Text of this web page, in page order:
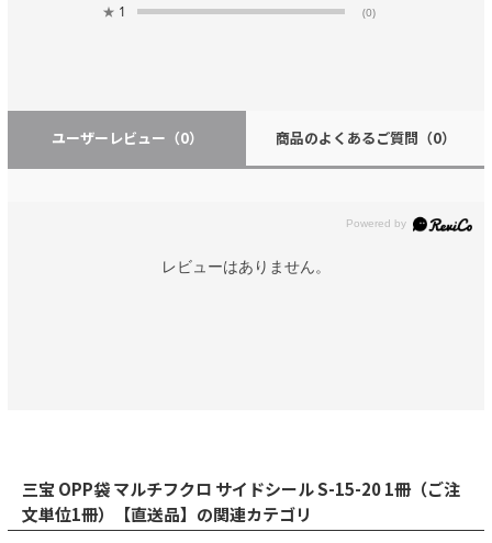
★ 1 (0)
ユーザーレビュー （0） 商品のよくあるご質問 （0）
レビューはありません。
三宝 OPP袋 マルチフクロ サイドシール S-15-20 1冊（ご注
文単位1冊）【直送品】の関連カテゴリ